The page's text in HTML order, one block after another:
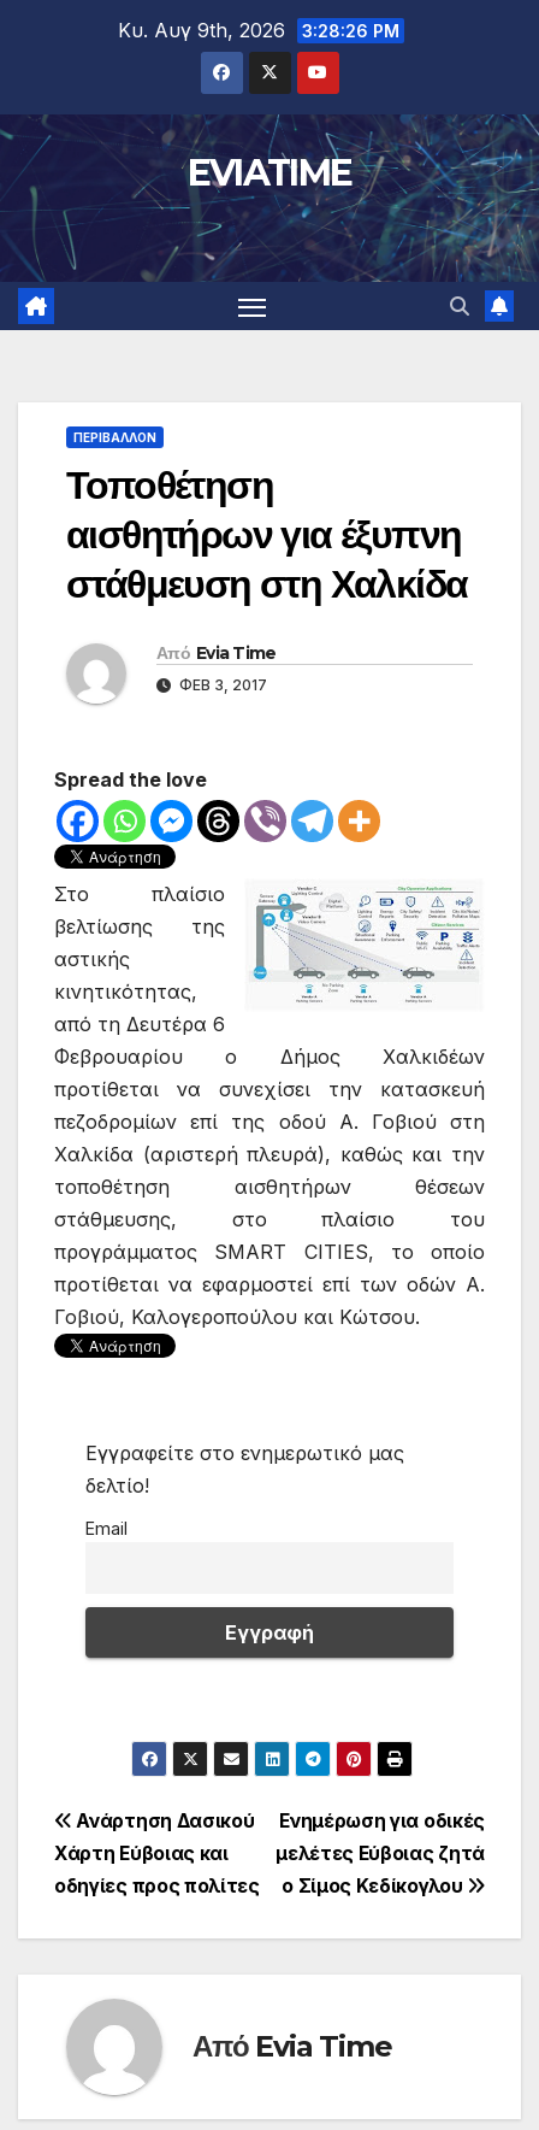
Κυ. Αυγ 9th, 2026 3:28:27 PM
EVIATIME
ΠΕΡΙΒΑΛΛΟΝ
Τοποθέτηση
αισθητήρων για έξυπνη
στάθμευση στη Χαλκίδα
Από Evia Time
ΦΕΒ 3, 2017
Spread the love
Στο πλαίσιο
βελτίωσης της
αστικής
κινητικότητας,
από τη Δευτέρα 6
Φεβρουαρίου ο Δήμος Χαλκιδέων
προτίθεται να συνεχίσει την κατασκευή
πεζοδρομίων επί της οδού Α. Γοβιού στη
Χαλκίδα (αριστερή πλευρά), καθώς και την
τοποθέτηση αισθητήρων θέσεων
στάθμευσης, στο πλαίσιο του
προγράμματος SMART CITIES, το οποίο
προτίθεται να εφαρμοστεί επί των οδών Α.
Γοβιού, Καλογεροπούλου και Κώτσου.
Εγγραφείτε στο ενημερωτικό μας
δελτίο!
Email
Πλοήγηση
άρθρων
Ενημέρωση για οδικές
μελέτες Εύβοιας ζητά
ο Σίμος Κεδίκογλου
Ανάρτηση Δασικού
Χάρτη Εύβοιας και
οδηγίες προς πολίτες
Από Evia Time